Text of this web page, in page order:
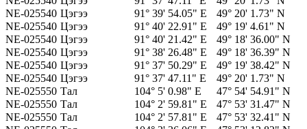
NE-025540 Цэгээ 91° 39' 54.05" E
49° 20' 1.73" N
NE-025540 Цэгээ 91° 40' 22.91" E
49° 19' 4.61" N
NE-025540 Цэгээ 91° 40' 21.42" E
49° 18' 36.00" N
NE-025540 Цэгээ 91° 38' 26.48" E
49° 18' 36.39" N
NE-025540 Цэгээ 91° 37' 50.29" E
49° 19' 38.42" N
NE-025540 Цэгээ 91° 37' 47.11" E
49° 20' 1.73" N
NE-025550 Тал 104° 5' 0.98" E
47° 54' 54.91" N
NE-025550 Тал 104° 2' 59.81" E
47° 53' 31.47" N
NE-025550 Тал 104° 2' 57.81" E
47° 53' 32.41" N